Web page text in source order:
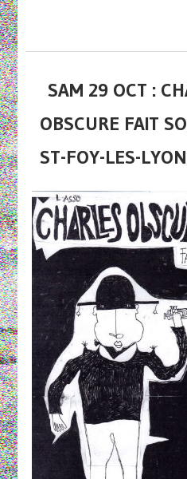
SAM 29 OCT :
OBSCURE FAIT
ST-FOY-LES-LYON